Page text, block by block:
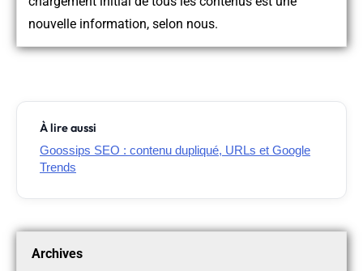
nouvelle information, selon nous.
À lire aussi
Goossips SEO : contenu dupliqué, URLs et Google
Trends
Archives